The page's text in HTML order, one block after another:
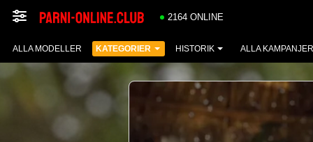
2164 ONLINE
ALLA MODELLER KATEGORIER HISTORIK ALLA KAMPANJER